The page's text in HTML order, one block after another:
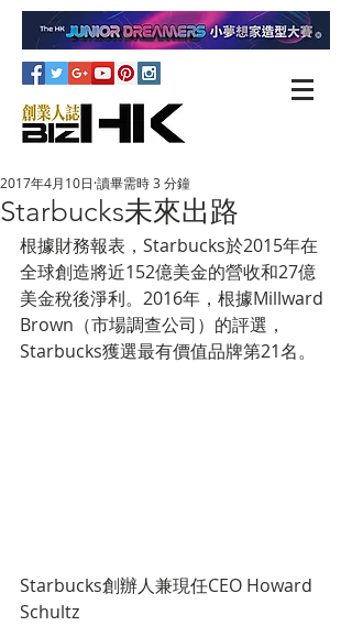
Starbucks未來出路
2017年4月10日 讀畢需時 3 分鐘
根據財務報表，Starbucks於2015年在
全球創造將近152億美金的營收和27億
美金稅後淨利。2016年，根據Millward
Brown（市場調查公司）的評選，
Starbucks獲選最有價值品牌第21名。
Starbucks創辦人兼現任CEO Howard
Schultz